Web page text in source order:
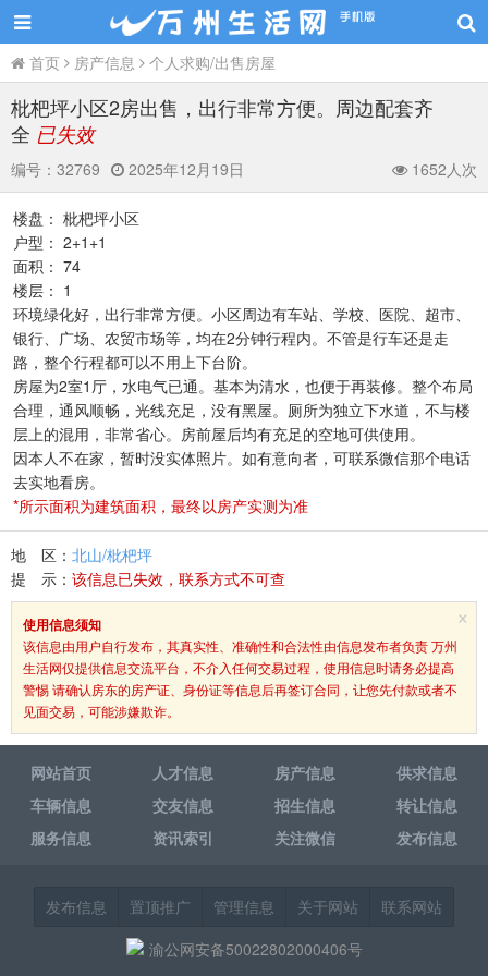
首页 房产信息 个人求购/出售房屋
枇杷坪小区2房出售，出行非常方便。周边配套齐
全 已失效
编号： 32769 2025年12月19日 1652人次
楼盘： 枇杷坪小区
户型： 2+1+1
面积： 74
楼层： 1
环境绿化好，出行非常方便。小区周边有车站、学校、医院、超市、
银行、广场、农贸市场等，均在2分钟行程内。不管是行车还是走
路，整个行程都可以不用上下台阶。
房屋为2室1厅，水电气已通。基本为清水，也便于再装修。整个布局
合理，通风顺畅，光线充足，没有黑屋。厕所为独立下水道，不与楼
层上的混用，非常省心。房前屋后均有充足的空地可供使用。
因本人不在家，暂时没实体照片。如有意向者，可联系微信那个电话
去实地看房。
*所示面积为建筑面积，最终以房产实测为准
地 区： 北山/枇杷坪
提 示： 该信息已失效，联系方式不可查
×
使用信息须知
该信息由用户自行发布，其真实性、准确性和合法性由信息发布者负责 万州
生活网仅提供信息交流平台，不介入任何交易过程，使用信息时请务必提高
警惕 请确认房东的房产证、身份证等信息后再签订合同，让您先付款或者不
见面交易，可能涉嫌欺诈。
网站首页 人才信息 房产信息
供求信息
车辆信息
交友信息 招生信息
转让信息
服务信息
资讯索引 关注微信 发布信息
发布信息 置顶推广 管理信息 关于网站
联系网站
渝公网安备50022802000406号